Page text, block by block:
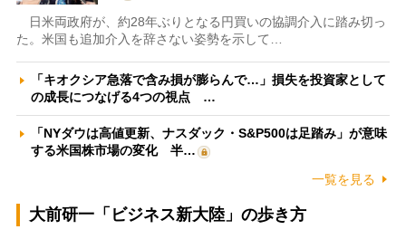
日米両政府が、約28年ぶりとなる円買いの協調介入に踏み切っ
た。米国も追加介入を辞さない姿勢を示して…
「キオクシア急落で含み損が膨らんで…」損失を投資家として
の成長につなげる4つの視点 …
「NYダウは高値更新、ナスダック・S&P500は足踏み」が意味
する米国株市場の変化 半…
一覧を見る
大前研一「ビジネス新大陸」の歩き方